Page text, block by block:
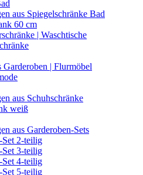
aus Spiegelschränke Bad
60 cm
| Waschtische
Garderoben | Flurmöbel
aus Schuhschränke
weiß
aus Garderoben-Sets
Set 2-teilig
Set 3-teilig
Set 4-teilig
Set 5-teilig